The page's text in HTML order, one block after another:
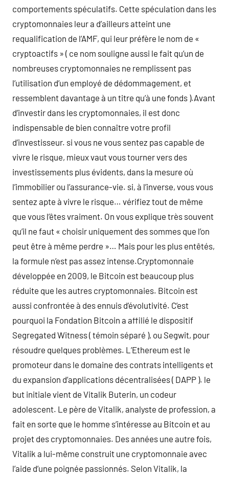
comportements spéculatifs. Cette spéculation dans les
cryptomonnaies leur a d’ailleurs atteint une
requalification de l’AMF, qui leur préfère le nom de «
cryptoactifs » ( ce nom souligne aussi le fait qu’un de
nombreuses cryptomonnaies ne remplissent pas
l’utilisation d’un employé de dédommagement, et
ressemblent davantage à un titre qu’à une fonds ).Avant
d’investir dans les cryptomonnaies, il est donc
indispensable de bien connaître votre profil
d’investisseur. si vous ne vous sentez pas capable de
vivre le risque, mieux vaut vous tourner vers des
investissements plus évidents, dans la mesure où
l’immobilier ou l’assurance-vie. si, à l’inverse, vous vous
sentez apte à vivre le risque… vérifiez tout de même
que vous l’êtes vraiment. On vous explique très souvent
qu’il ne faut « choisir uniquement des sommes que l’on
peut être à même perdre »… Mais pour les plus entêtés,
la formule n’est pas assez intense.Cryptomonnaie
développée en 2009, le Bitcoin est beaucoup plus
réduite que les autres cryptomonnaies. Bitcoin est
aussi confrontée à des ennuis d’évolutivité. C’est
pourquoi la Fondation Bitcoin a affilié le dispositif
Segregated Witness ( témoin séparé ), ou Segwit, pour
résoudre quelques problèmes. L’Ethereum est le
promoteur dans le domaine des contrats intelligents et
du expansion d’applications décentralisées ( DAPP ). le
but initiale vient de Vitalik Buterin, un codeur
adolescent. Le père de Vitalik, analyste de profession, a
fait en sorte que le homme s’intéresse au Bitcoin et au
projet des cryptomonnaies. Des années une autre fois,
Vitalik a lui-même construit une cryptomonnaie avec
l’aide d’une poignée passionnés. Selon Vitalik, la